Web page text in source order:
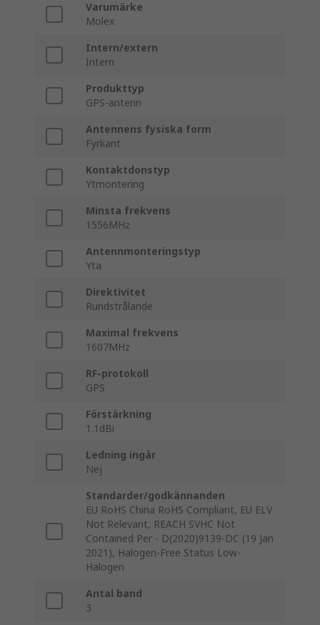
Varumärke
Molex
Intern/extern
Intern
Produkttyp
GPS-antenn
Antennens fysiska form
Fyrkant
Kontaktdonstyp
Ytmontering
Minsta frekvens
1556MHz
Antennmonteringstyp
Yta
Direktivitet
Rundstrålande
Maximal frekvens
1607MHz
RF-protokoll
GPS
Förstärkning
1.1dBi
Ledning ingår
Nej
Standarder/godkännanden
EU RoHS China RoHS Compliant, EU ELV
Not Relevant, REACH SVHC Not
Contained Per - D(2020)9139-DC (19 Jan
2021), Halogen-Free Status Low-
Halogen
Antal band
3